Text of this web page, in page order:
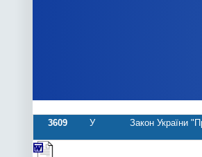
3609 У
Закон України